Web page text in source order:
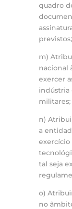
quadro
previstos;
m)
nacional
exercer
indústria
militares;
n)
a
exercício
tal seja
o)
no